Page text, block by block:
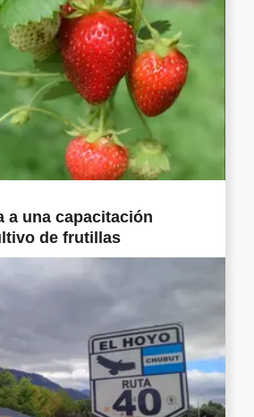
a una capacitación
de frutillas